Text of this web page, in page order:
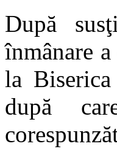
După
înmânare
la
după